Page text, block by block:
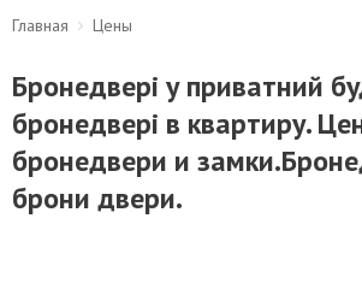
Главная Цены
Бронедвері у приватний
бронедвері в квартиру.
бронедвери и
брони двери.